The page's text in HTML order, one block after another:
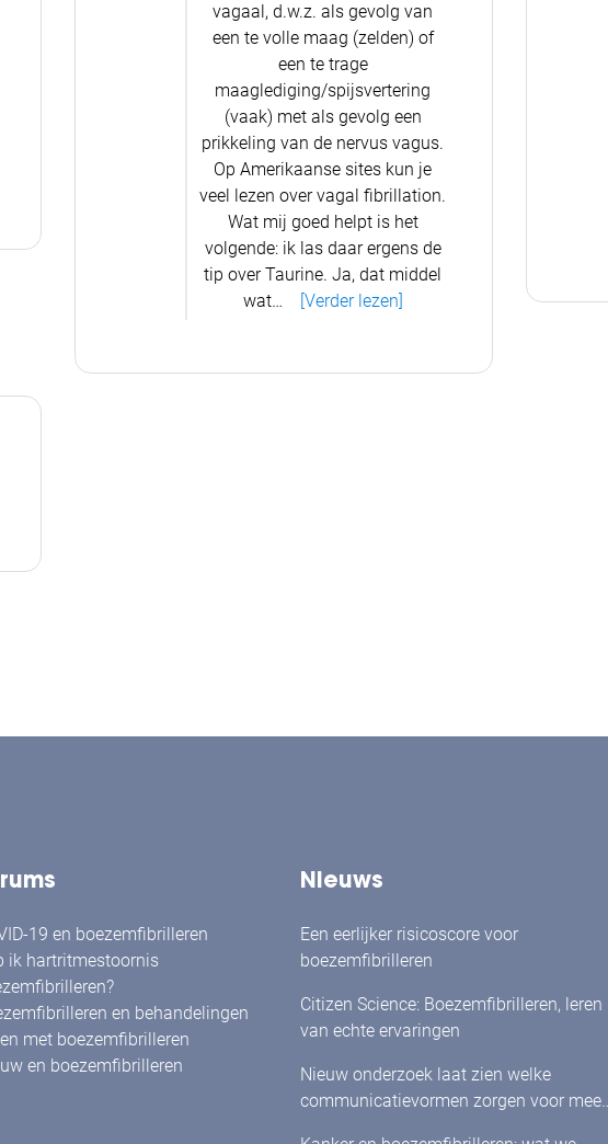
vagaal, d.w.z. als gevolg van
een te volle maag (zelden) of
een te trage
maaglediging/spijsvertering
(vaak) met als gevolg een
prikkeling van de nervus vagus.
Op Amerikaanse sites kun je
veel lezen over vagal fibrillation.
Wat mij goed helpt is het
volgende: ik las daar ergens de
tip over Taurine. Ja, dat middel
wat…
[Verder lezen]
19 en boezemfibrilleren
ik hartritmestoornis
en behandelingen
met boezemfibrilleren
en boezemfibrilleren
Nieuws
Een eerlijker risicoscore voor
boezemfibrilleren
Citizen Science: Boezemfibrilleren, leren
van echte ervaringen
Nieuw onderzoek laat zien welke
communicatievormen zorgen voor meer